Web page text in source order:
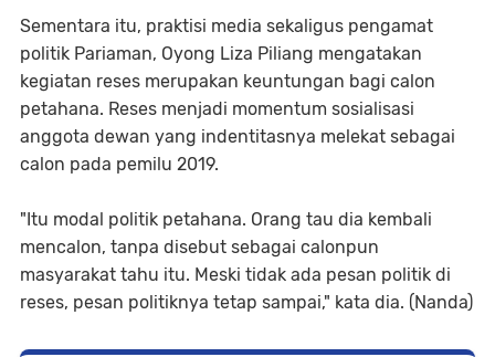
Sementara itu, praktisi media sekaligus pengamat
politik Pariaman, Oyong Liza Piliang mengatakan
kegiatan reses merupakan keuntungan bagi calon
petahana. Reses menjadi momentum sosialisasi
anggota dewan yang indentitasnya melekat sebagai
calon pada pemilu 2019.
"Itu modal politik petahana. Orang tau dia kembali
mencalon, tanpa disebut sebagai calonpun
masyarakat tahu itu. Meski tidak ada pesan politik di
reses, pesan politiknya tetap sampai," kata dia. (Nanda)